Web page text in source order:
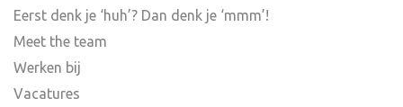
Eerst denk je ‘huh’? Dan denk je ‘mmm’!
Meet the team
Werken bij
Vacatures